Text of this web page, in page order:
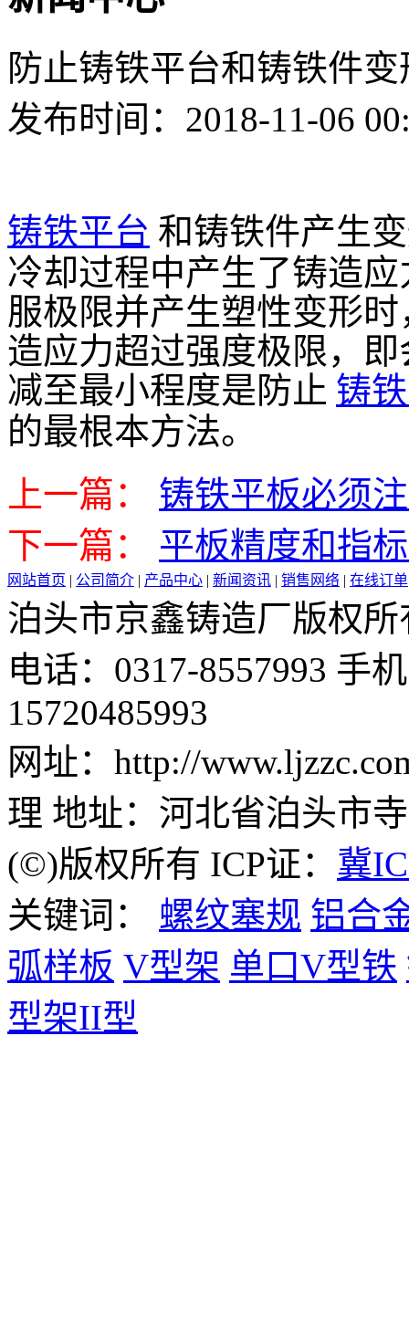
防止铸铁平台和铸铁件
发布时间：2018-11-06
铸铁平台 和铸铁件产生
冷却过程中产生了铸造
服极限并产生塑性变形
造应力超过强度极限，
减至最小程度是防止 铸
的最根本方法。
上一篇：
铸铁平板必须
下一篇：
平板精度和指
网站首页 | 公司简介 | 产品中心 | 新闻资讯 | 销售网络 | 在线订单
泊头市京鑫铸造厂版权所
电话：0317-8557993 手
15720485993
网址：http://
理 地址：河北省泊头市
(©)版权所有 ICP证： 冀
关键词： 螺纹塞规 铝合
弧样板 V型架 单口V型铁
型架II型